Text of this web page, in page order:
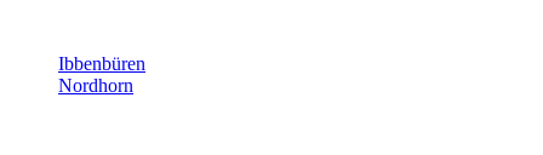
Ibbenbüren
Nordhorn